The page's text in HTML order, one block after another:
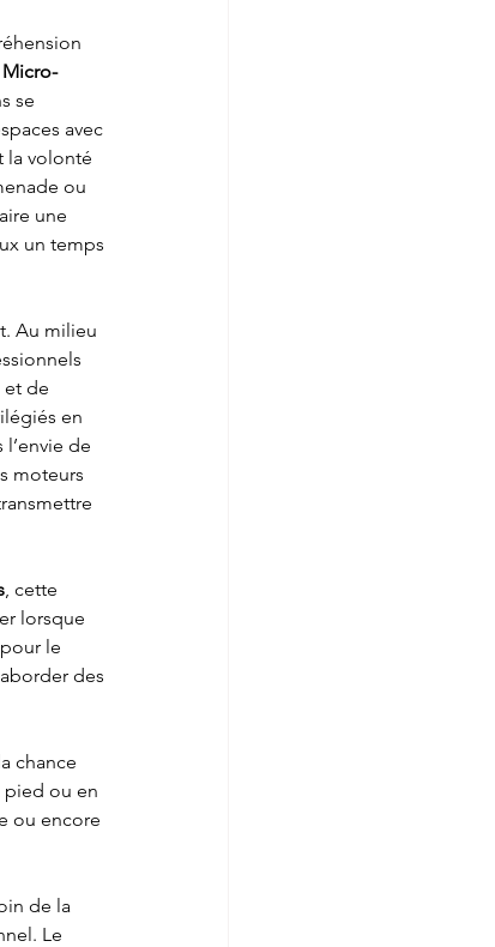
Micro-
se
avec
la volonté
ou
une
un temps
Au milieu
et de
en
de
moteurs
, cette
lorsque
le
des
chance
pied ou en
ou encore
de la
Le